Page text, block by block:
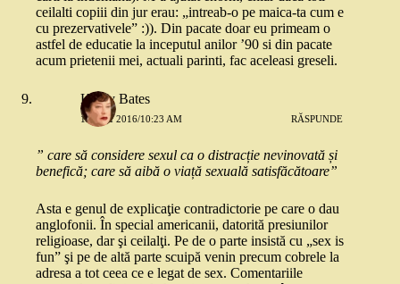
ceilalti copiii din jur erau: „intreab-o pe maica-ta cum e
cu prezervativele” :)). Din pacate doar eu primeam o
astfel de educatie la inceputul anilor ’90 si din pacate
acum prietenii mei, actuali parinti, fac aceleasi greseli.
Kathy Bates
13 MAI 2016/10:23 AM RĂSPUNDE
” care să considere sexul ca o distracție nevinovată și
benefică; care să aibă o viață sexuală satisfăcătoare”
Asta e genul de explicaţie contradictorie pe care o dau
anglofonii. În special americanii, datorită presiunilor
religioase, dar şi ceilalţi. Pe de o parte insistă cu „sex is
fun” şi pe de altă parte scuipă venin precum cobrele la
adresa a tot ceea ce e legat de sex. Comentariile